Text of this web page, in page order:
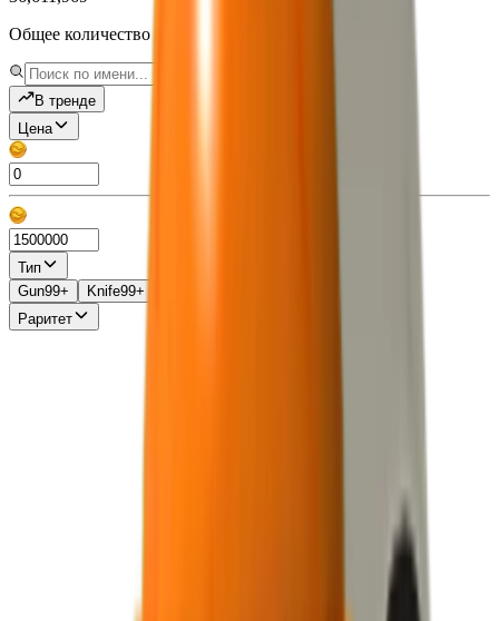
Общее количество отслеженных текстов
В тренде
Цена
Тип
Gun99+ Knife99+
Раритет